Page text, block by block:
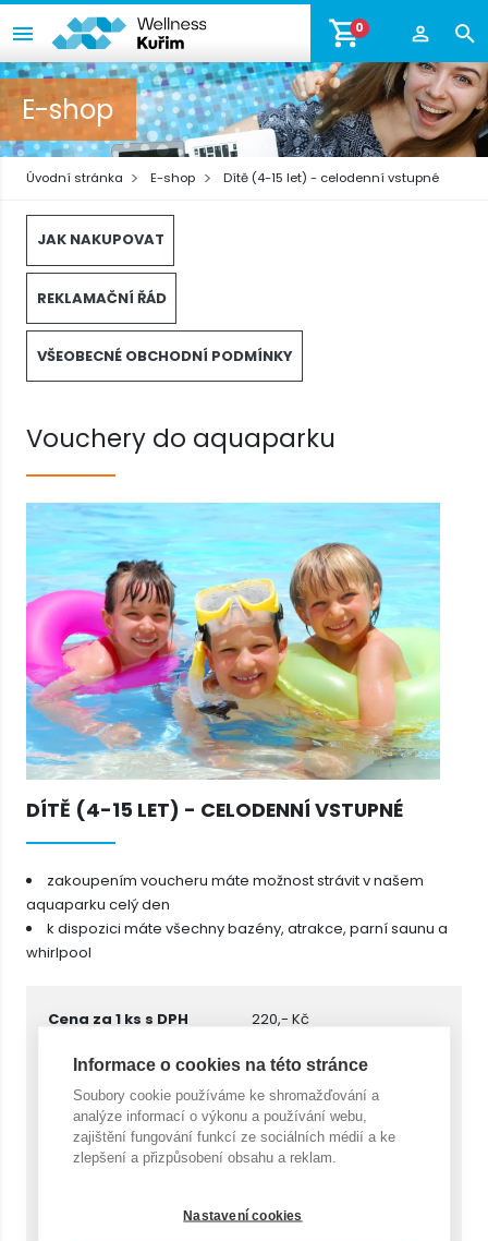
0
E-shop
Úvodní stránka E-shop Dítě (4-15 let) - celodenní vstupné
JAK NAKUPOVAT
REKLAMAČNÍ ŘÁD
VŠEOBECNÉ OBCHODNÍ PODMÍNKY
Vouchery do aquaparku
DÍTĚ (4-15 LET) - CELODENNÍ VSTUPNÉ
zakoupením voucheru máte možnost strávit v našem
aquaparku celý den
k dispozici máte všechny bazény, atrakce, parní saunu a
whirlpool
Cena za 1 ks s DPH 220,- Kč
Počet
Informace o cookies na této stránce
Soubory cookie používáme ke shromažďování a
analýze informací o výkonu a používání webu,
zajištění fungování funkcí ze sociálních médií a ke
zlepšení a přizpůsobení obsahu a reklam.
Nastavení cookies